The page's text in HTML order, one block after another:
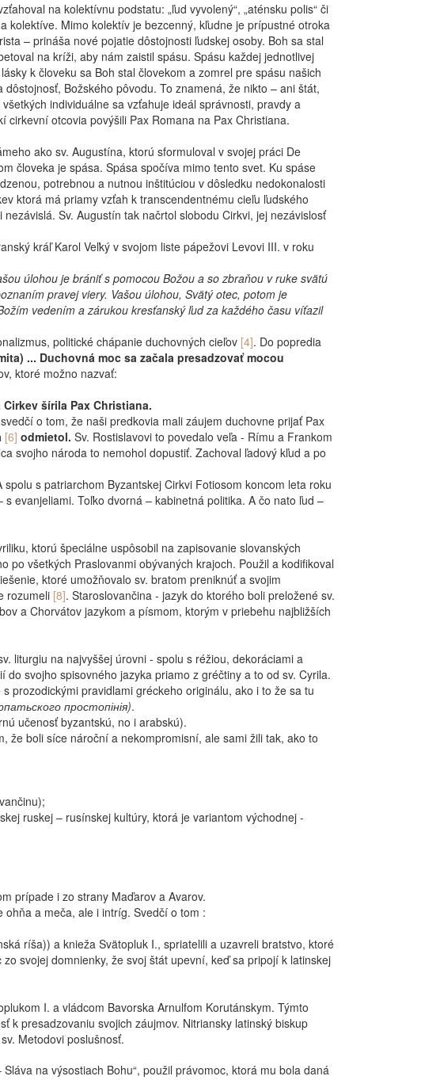
na kolektívnu podstatu: „ľud vyvolený“, „aténsku polis“ či
kolektíve. Mimo kolektív je bezcenný, kľudne je prípustné otroka
– prináša nové pojatie dôstojnosti ľudskej osoby. Boh sa stal
na kríži, aby nám zaistil spásu. Spásu každej jednotlivej
k človeku sa Boh stal človekom a zomrel pre spásu našich
Božského pôvodu. To znamená, že nikto – ani štát,
individuálne sa vzťahuje ideál správnosti, pravdy a
otcovia povýšili Pax Romana na Pax Christiana.
ako sv. Augustína, ktorú sformuloval v svojej práci De
človeka je spása. Spása spočíva mimo tento svet. Ku spáse
potrebnou a nutnou inštitúciou v dôsledku nedokonalosti
ktorá má priamy vzťah k transcendentnému cieľu ľudského
Sv. Augustín tak načrtol slobodu Cirkvi, jej nezávislosť
kráľ Karol Veľký v svojom liste pápežovi Levovi III. v roku
úlohou je brániť s pomocou Božou a so zbraňou v ruke svätú
pravej viery. Vašou úlohou, Svätý otec, potom je
vedením a zárukou kresťanský ľud za každého času víťazil
politické chápanie duchovných cieľov [4]. Do popredia
... Duchovná moc sa začala presadzovať mocou
ktoré možno nazvať:
šírila Pax Christiana.
o tom, že naši predkovia mali záujem duchovne prijať Pax
[6] odmietol. Sv. Rostislavovi to povedalo veľa - Rímu a Frankom
svojho národa to nemohol dopustiť. Zachoval ľadový kľud a po
spolu s patriarchom Byzantskej Cirkvi Fotiosom koncom leta roku
evanjeliami. Toľko dvorná – kabinetná politika. A čo nato ľud –
ktorú špeciálne uspôsobil na zapisovanie slovanských
všetkých Praslovanmi obývaných krajoch. Použil a kodifikoval
ktoré umožňovalo sv. bratom preniknúť a svojim
rozumeli [8]. Staroslovančina - jazyk do ktorého boli preložené sv.
a Chorvátov jazykom a písmom, ktorým v priebehu najbližších
liturgiu na najvyššej úrovni - spolu s réžiou, dekoráciami a
svojho spisovného jazyka priamo z gréčtiny a to od sv. Cyrila.
prozodickými pravidlami gréckeho originálu, ako i to že sa tu
простопінія).
učenosť byzantskú, no i arabskú).
že boli síce nároční a nekompromisní, ale sami žili tak, ako to
ruskej – rusínskej kultúry, ktorá je variantom východnej -
prípade i zo strany Maďarov a Avarov.
a meča, ale i intríg. Svedčí o tom :
ríša)) a knieža Svätopluk I., spriatelili a uzavreli bratstvo, ktoré
svojej domnienky, že svoj štát upevní, keď sa pripojí k latinskej
I. a vládcom Bavorska Arnulfom Korutánskym. Týmto
k presadzovaniu svojich záujmov. Nitriansky latinský biskup
Metodovi poslušnosť.
na výsostiach Bohu“, použil právomoc, ktorá mu bola daná